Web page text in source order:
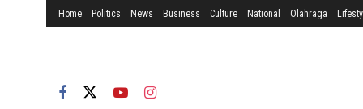
Home Politics News Business Culture National Olahraga